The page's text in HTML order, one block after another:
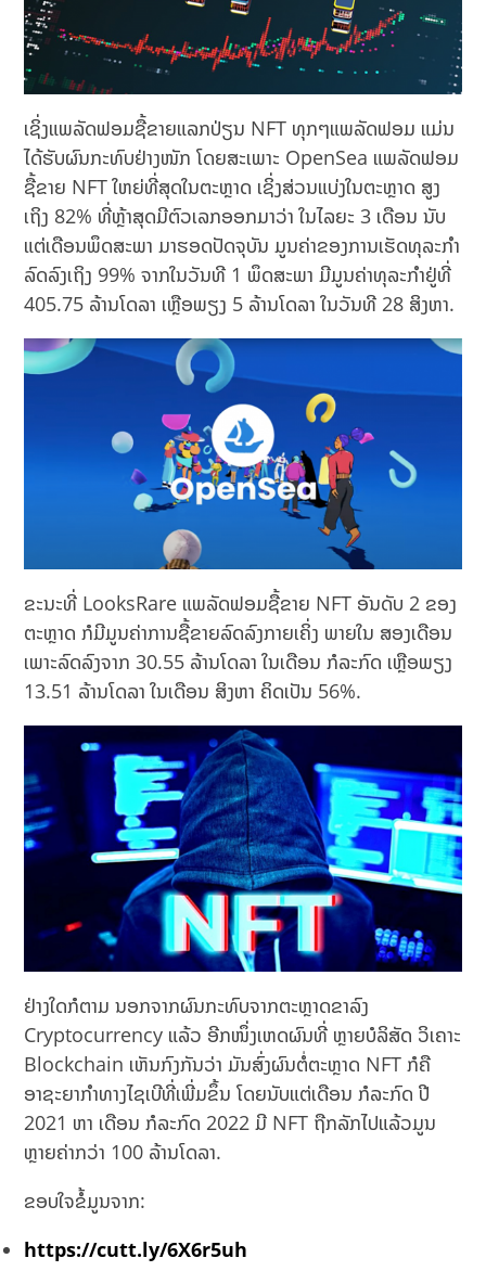
ເຊິ່ງແພລັດຟອມຊື້ຂາຍແລກປ່ຽນ NFT ທຸກໆແພລັດຟອມ ແມ່ນ
ໄດ້ຮັບຜົນກະທົບຢ່າງໜັກ ໂດຍສະເພາະ OpenSea ແພລັດຟອມ
ຊື້ຂາຍ NFT ໃຫຍ່ທີ່ສຸດໃນຕະຫຼາດ ເຊິ່ງສ່ວນແບ່ງໃນຕະຫຼາດ ສູງ
ເຖິງ 82% ທີ່ຫຼ້າສຸດມີຕົວເລກອອກມາວ່າ ໃນໄລຍະ 3 ເດືອນ ນັບ
ແຕ່ເດືອນພຶດສະພາ ມາຮອດປັດຈຸບັນ ມູນຄ່າຂອງການເຮັດທຸລະກຳ
ລົດລົງເຖິງ 99% ຈາກໃນວັນທີ 1 ພຶດສະພາ ມີມູນຄ່າທຸລະກຳຢູ່ທີ່
405.75 ລ້ານໂດລາ ເຫຼືອພຽງ 5 ລ້ານໂດລາ ໃນວັນທີ 28 ສິງຫາ.
ຂະນະທີ່ LooksRare ແພລັດຟອມຊື້ຂາຍ NFT ອັນດັບ 2 ຂອງ
ຕະຫຼາດ ກໍມີມູນຄ່າການຊື້ຂາຍລົດລົງກາຍເຄິ່ງ ພາຍໃນ ສອງເດືອນ
ເພາະລົດລົງຈາກ 30.55 ລ້ານໂດລາ ໃນເດືອນ ກໍລະກົດ ເຫຼືອພຽງ
13.51 ລ້ານໂດລາ ໃນເດືອນ ສິງຫາ ຄິດເປັນ 56%.
ຢ່າງໃດກໍຕາມ ນອກຈາກຜົນກະທົບຈາກຕະຫຼາດຂາລົງ
Cryptocurrency ແລ້ວ ອີກໜຶ່ງເຫດຜົນທີ່ ຫຼາຍບໍລິສັດ ວິເຄາະ
Blockchain ເຫັນກົງກັນວ່າ ມັນສົ່ງຜົນຕໍ່ຕະຫຼາດ NFT ກໍຄື
ອາຊະຍາກຳທາງໄຊເບີທີ່ເພີ່ມຂຶ້ນ ໂດຍນັບແຕ່ເດືອນ ກໍລະກົດ ປີ
2021 ຫາ ເດືອນ ກໍລະກົດ 2022 ມີ NFT ຖືກລັກໄປແລ້ວມູນ
ຫຼາຍຄ່າກວ່າ 100 ລ້ານໂດລາ.
ຂອບໃຈຂໍ້ມູນຈາກ:
https://cutt.ly/6X6r5uh